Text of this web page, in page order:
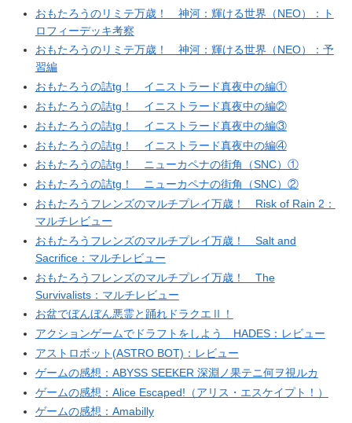
おもたろうのリミテ万歳！ 神河：輝ける世界（NEO）：ト
ロフィーデッキ考察
おもたろうのリミテ万歳！ 神河：輝ける世界（NEO）：予
習編
おもたろうの詰tg！ イニストラード真夜中の編①
おもたろうの詰tg！ イニストラード真夜中の編②
おもたろうの詰tg！ イニストラード真夜中の編③
おもたろうの詰tg！ イニストラード真夜中の編④
おもたろうの詰tg！ ニューカペナの街角（SNC）①
おもたろうの詰tg！ ニューカペナの街角（SNC）②
おもたろうフレンズのマルチプレイ万歳！ Risk of Rain 2：
マルチレビュー
おもたろうフレンズのマルチプレイ万歳！ Salt and
Sacrifice：マルチレビュー
おもたろうフレンズのマルチプレイ万歳！ The
Survivalists：マルチレビュー
お盆でぼんぼん悪霊と踊れドラクエⅡ！
アクションゲームでドラフトをしよう HADES：レビュー
アストロボット(ASTRO BOT)：レビュー
ゲームの感想：ABYSS SEEKER 深淵ノ果テニ何ヲ視ルカ
ゲームの感想：Alice Escaped!（アリス・エスケイプト！）
ゲームの感想：Amabilly